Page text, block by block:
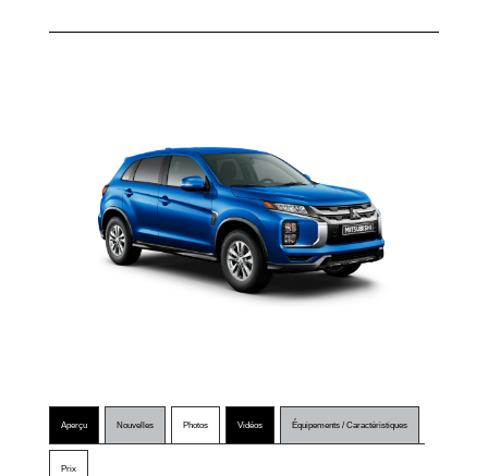
Aperçu Nouvelles Photos Vidéos Équipements / Caractéristiques
Prix